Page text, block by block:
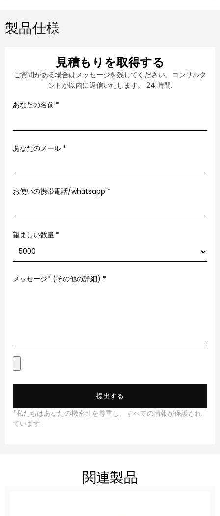
製品仕様
見積もりを取得する
ご質問がある場合はメッセージを残してください。コンサルタ
ントが以内に返信いたします。 24 時間.
あなたの名前 *
あなたのメール *
お使いの携帯電話/whatsapp *
望ましい数量 *
メッセージ* (その他の詳細) *
提出する
*私たちはあなたの機密性を尊重し、すべての情報が保護され
ています.
関連製品